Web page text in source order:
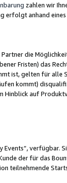
zahlen wir
erfolgt anhand
die
Fristen) das
ist, gelten für alle
kommt)
Hinblick auf
verfügbar.
der für das
teilnehmende